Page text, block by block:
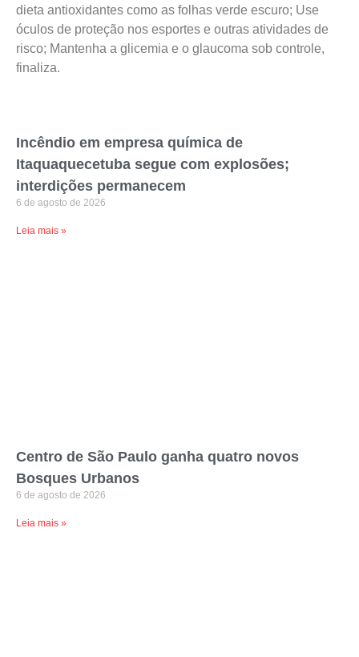
dieta antioxidantes como as folhas verde escuro; Use
óculos de proteção nos esportes e outras atividades de
risco; Mantenha a glicemia e o glaucoma sob controle,
finaliza.
Incêndio em empresa química de
Itaquaquecetuba segue com explosões;
interdições permanecem
6 de agosto de 2026
Leia mais »
Centro de São Paulo ganha quatro novos
Bosques Urbanos
6 de agosto de 2026
Leia mais »